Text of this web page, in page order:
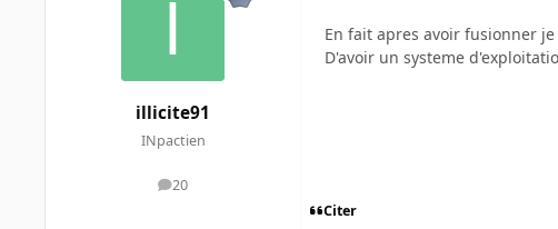
illicite91
INpactien
20
messages
En fait apres avoir fusionner
D'avoir un systeme
Citer